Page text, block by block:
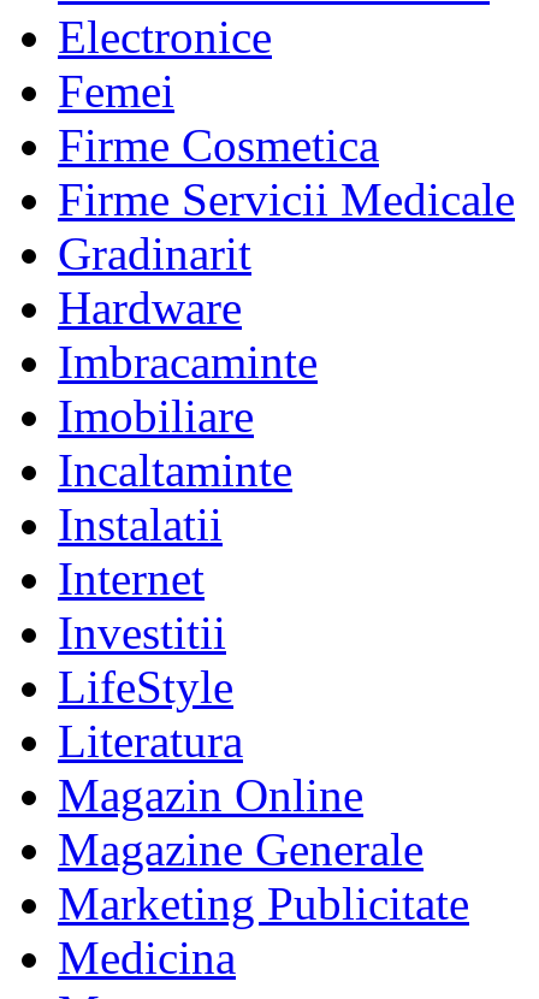
Electronice
Femei
Firme Cosmetica
Firme Servicii Medicale
Gradinarit
Hardware
Imbracaminte
Imobiliare
Incaltaminte
Instalatii
Internet
Investitii
LifeStyle
Literatura
Magazin Online
Magazine Generale
Marketing Publicitate
Medicina